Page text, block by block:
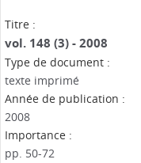
Titre :
vol. 148 (3) - 2008
Type de document :
texte imprimé
Année de publication :
2008
Importance :
pp. 50-72